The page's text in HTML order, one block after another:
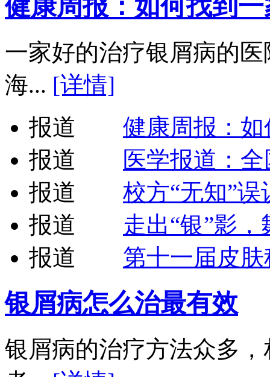
健康周报：如何找到
一家好的治疗银屑病的
海... [详情]
报道
健康周报：
报道
医学报道：
报道
校方“无知”
报道
走出“银”影
报道
第十一届皮
银屑病怎么治最有效
银屑病的治疗方法众多